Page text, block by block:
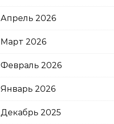
Апрель 2026
Март 2026
Февраль 2026
Январь 2026
Декабрь 2025